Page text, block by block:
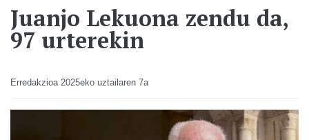
Juanjo Lekuona zendu da,
97 urterekin
Erredakzioa 2025eko uztailaren 7a